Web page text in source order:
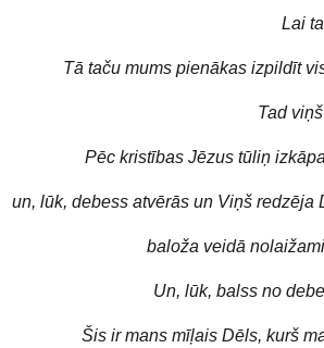
Lai
Tā taču mums pienākas izpildīt
Tad
Pēc kristības Jēzus tūliņ
un, lūk, debess atvērās un Viņš redzēja
baloža veidā
Un, lūk, balss no
Šis ir mans mīļais Dēls, kurš